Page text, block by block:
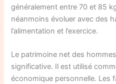
généralement entre 70 et 85
néanmoins évoluer avec des
l’alimentation et l’exercice.
Le patrimoine net des
significative. Il est utilisé
économique personnelle. Les